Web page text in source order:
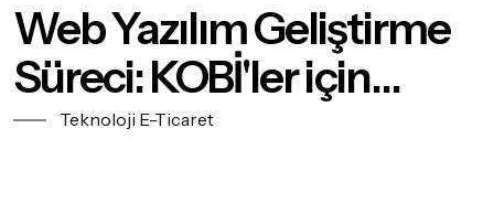
Web Yazılım Geliştirme
Süreci: KOBİ'ler için
Adım Adım Rehber
Teknoloji E-Ticaret